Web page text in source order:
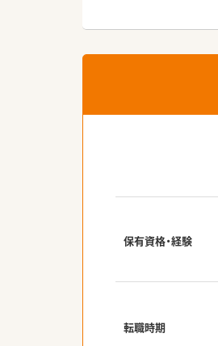
保有資格・経験
転職時期